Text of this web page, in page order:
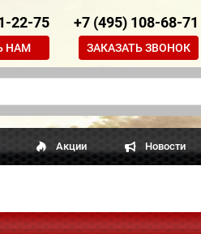
22-75
НАМ
+7 (495) 108-68-71
ЗАКАЗАТЬ ЗВОНОК
Акции Новости